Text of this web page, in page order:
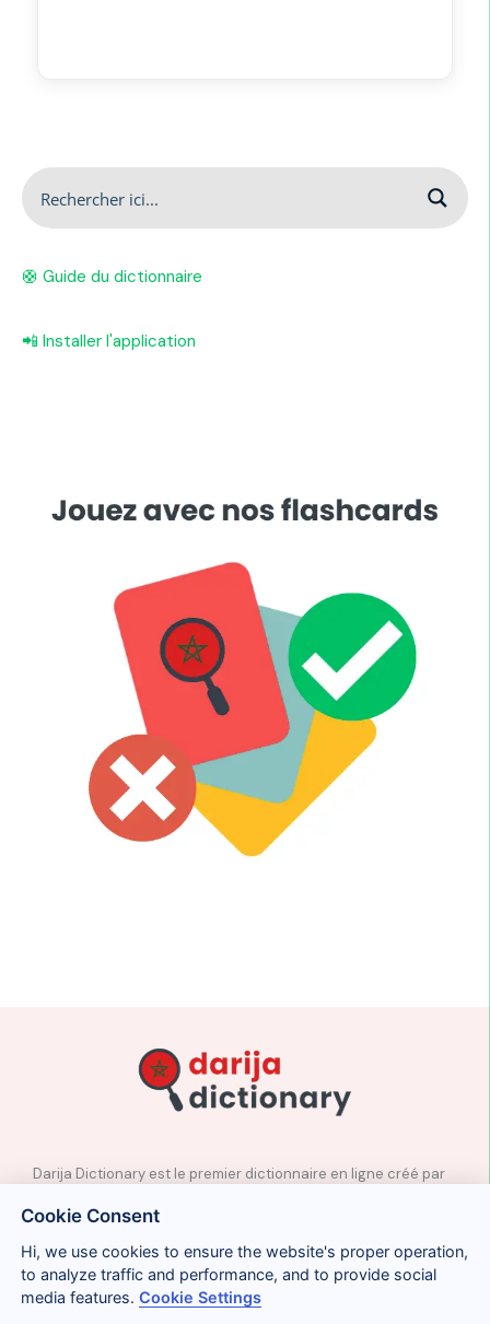
🛟 Guide du dictionnaire
📲 Installer l'application
Darija Dictionary est le premier dictionnaire en ligne créé par
📲Réseaux sociaux
🤝🏼Proposer des mots
Cookie Consent
Hi, we use cookies to ensure the website's proper operation,
to analyze traffic and performance, and to provide social
media features.Cookie Settings